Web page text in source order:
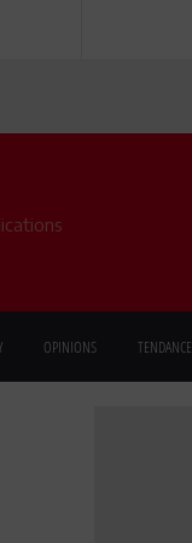
OPINIONS TENDANCE